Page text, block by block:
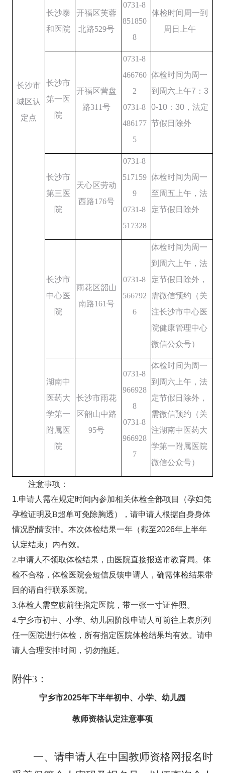
长沙市
城区认
定点
长沙泰
和医院
开福区芙蓉
北路529号
0731-8
851850
8
体检时间 周 一到
周日上午
长沙市
第一医
院
开福区营盘
路311号
0731-8
466760
2
0731-8
486177
5
体检时间为周一
到周六上午7 ： 3
0-10 ： 30 ， 法定
节假日除外
长沙市
第三医
院
天心区劳动
西路176号
0731-8
517159
9
0731-8
517328
体检时间为周一
至周五上午 ， 法
定节假日除外
长沙市
中心医
院
雨花区韶山
南路161号
0731-8
566792
6
体检时间为周一
到周六上午， 法
定节假日除外，
需微信预约（关
注长沙市中心医
院健康管理中心
微信公众号）
湖南中
医药大
学第一
附属医
院
长沙市雨花
区韶山中路
95号
0731-8
966928
8
0731-8
966928
7
体检时间为周一
到周六上午 ， 法
定节假日除外，
需微信预约（关
注湖南中医药大
学第一附属医院
微信公众号）
注意事项：
1.申请人需在规定时间内参加相关体检全部项目（孕妇凭
孕检证明及B超单可免除胸透），请申请人根据自身身体
情况酌情安排。本次体检结果一年（截至2026年上半年
认定结束）内有效。
2.申请人不领取体检结果，由医院直接报送市教育局。体
检不合格，体检医院会短信反馈申请人，确需体检结果带
回的请自行联系医院。
3.体检人需空腹前往指定医院，带一张一寸证件照。
4.宁乡市初中、小学、幼儿园阶段申请人可前往上表所列
任一医院进行体检，所有指定医院体检结果均有效。请申
请人合理安排时间，切勿拖延。
附件3：
宁乡市2025年下半年初中、小学、幼儿园
教师资格认定注意事项
一、请申请人在中国教师资格网报名时